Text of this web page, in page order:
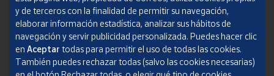
Aviso legal
Condiciones del servicio
Política de Privacidad Web
y de terceros con la finalidad de permitir su navegación,
elaborar información estadística, analizar sus hábitos de
navegación y servir publicidad personalizada. Puedes hacer clic
en Aceptar todas para permitir el uso de todas las cookies.
También puedes rechazar todas (salvo las cookies necesarias)